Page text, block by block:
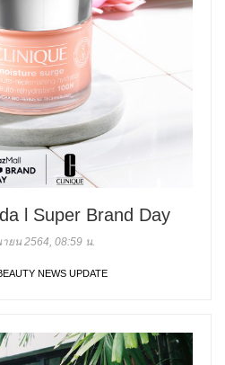
l Super Brand Day
ยน 2564, 08:59 น.
NEWS UPDATE